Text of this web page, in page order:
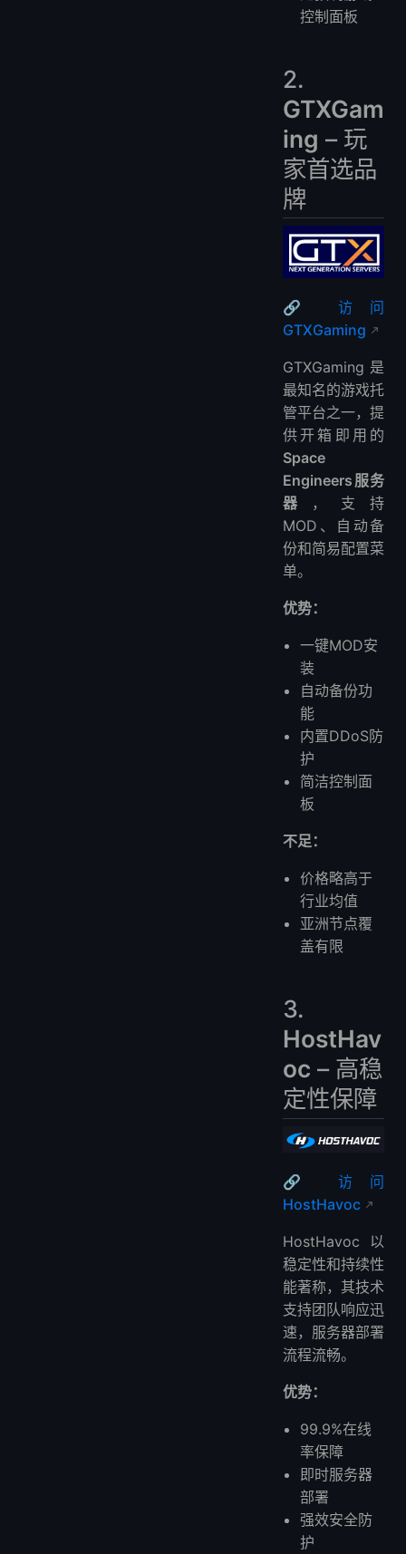
控制面板
2.
GTXGam
ing – 玩
家首选品
牌
🔗 访问
GTXGaming
GTXGaming是
最知名的游戏托
管平台之一，提
供开箱即用的
Space
Engineers服务
器
，支持
MOD、自动备
份和简易配置菜
单。
优势：
一键MOD安
装
自动备份功
能
内置DDoS防
护
简洁控制面
板
不足：
价格略高于
行业均值
亚洲节点覆
盖有限
3.
HostHav
oc – 高稳
定性保障
🔗 访问
HostHavoc
HostHavoc以
稳定性和持续性
能著称，其技术
支持团队响应迅
速，服务器部署
流程流畅。
优势：
99.9%在线
率保障
即时服务器
部署
强效安全防
护